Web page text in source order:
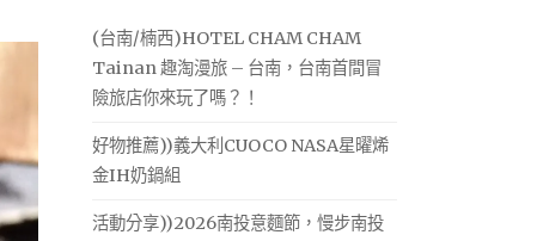
(台南/楠西)HOTEL CHAM CHAM
Tainan 趣淘漫旅 – 台南，台南首間冒
險旅店你來玩了嗎？！
好物推薦))義大利CUOCO NASA星曜烯
金IH奶鍋組
活動分享))2026南投意麵節，慢步南投